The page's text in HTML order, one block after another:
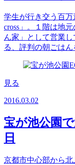
学生が行き交う百
cross」。１階は地
ん家」として営業
る、評判の朝ごはん
見る
2016.03.02
宝が池公園
日
京都市中心部から